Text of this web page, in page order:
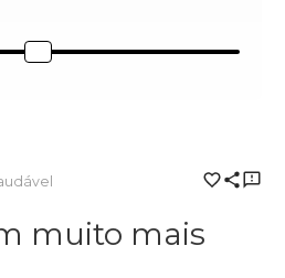
muito mais